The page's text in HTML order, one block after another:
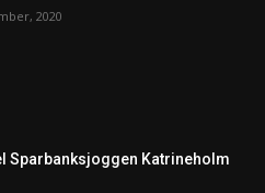
2020
Sparbanksjoggen Katrineholm